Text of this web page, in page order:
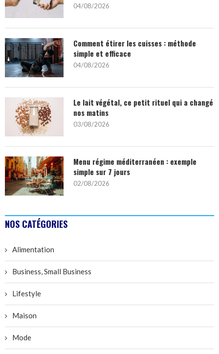
04/08/2026
Comment étirer les cuisses : méthode
simple et efficace
04/08/2026
Le lait végétal, ce petit rituel qui a changé
nos matins
03/08/2026
Menu régime méditerranéen : exemple
simple sur 7 jours
02/08/2026
NOS CATÉGORIES
Alimentation
Business, Small Business
Lifestyle
Maison
Mode